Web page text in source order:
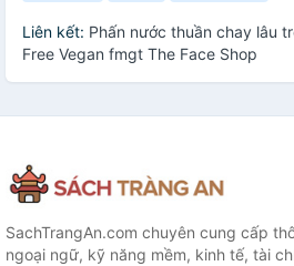
Liên kết: Phấn nước thuần chay lâu
Free Vegan fmgt The Face Shop
SachTrangAn.com chuyên cung cấp
ngoại ngữ, kỹ năng mềm, kinh tế, tài